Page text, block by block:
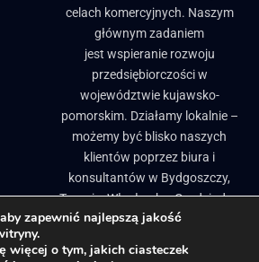
celach komercyjnych. Naszym
głównym zadaniem
jest wspieranie rozwoju
przedsiębiorczości w
województwie kujawsko-
pomorskim. Działamy lokalnie –
możemy być blisko naszych
klientów poprzez biura i
konsultantów w Bydgoszczy,
Toruniu, Włocławku, Grudziądzu
i Brodnicy. ​
Pożyczki, granty i dotacje dla firm
zapewnić najlepszą jakość
więcej o tym, jakich ciasteczek